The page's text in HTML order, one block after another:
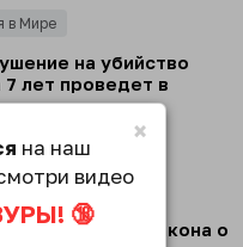
в Мире
на убийство
7 лет проведет в
житель Бердянска
отметили
принятие закона о
×
на наш
видео
🔞